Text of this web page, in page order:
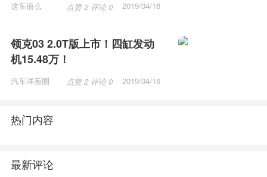
这车值么 点赞 2 评论 0
2019/04/16
领克03 2.0T版上市！四缸发动
机15.48万！
汽车洋葱圈 点赞 2 评论 0
2019/04/16
热门内容
最新评论